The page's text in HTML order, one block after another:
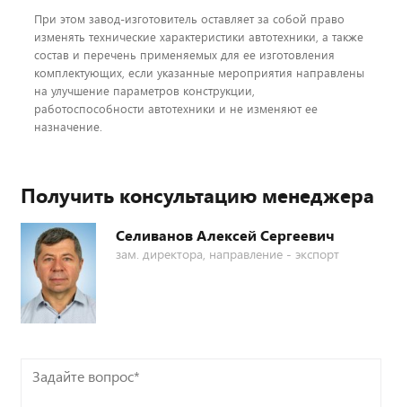
При этом завод-изготовитель оставляет за собой право
изменять технические характеристики автотехники, а также
состав и перечень применяемых для ее изготовления
комплектующих, если указанные мероприятия направлены
на улучшение параметров конструкции,
работоспособности автотехники и не изменяют ее
назначение.
Получить консультацию менеджера
Селиванов Алексей Сергеевич
зам. директора, направление - экспорт
Задайте
вопрос*